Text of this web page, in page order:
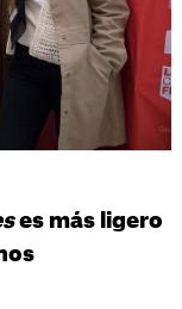
es más ligero